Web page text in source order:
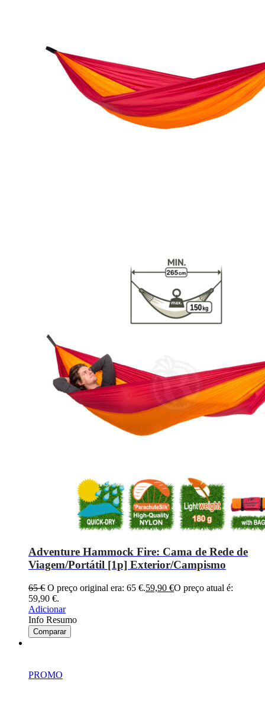
Adventure Hammock Fire: Cama de Rede de
Viagem/Portátil [1p] Exterior/Campismo
65€ O preço original era: 65 €.59,90 €O preço atual é:
59,90 €.
Adicionar
Info Resumo
Comparar
PROMO